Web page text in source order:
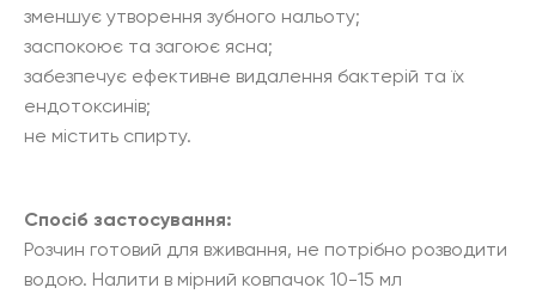
зменшує утворення зубного нальоту;
заспокоює та загоює ясна;
забезпечує ефективне видалення бактерій та їх
ендотоксинів;
не містить спирту.
Спосіб застосування:
Розчин готовий для вживання, не потрібно розводити
водою. Налити в мірний ковпачок 10-15 мл